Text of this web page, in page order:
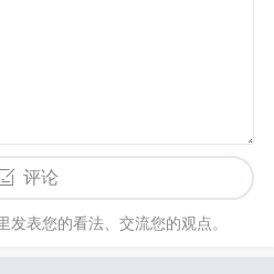
评论
表您的看法、交流您的观点。